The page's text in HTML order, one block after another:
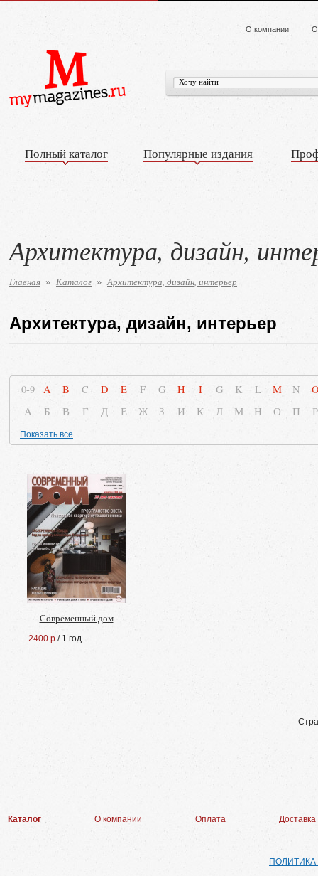
О компании
Полный каталог Популярные издания
Архитектура, дизайн,
Главная » Каталог » Архитектура, дизайн, интерьер
Архитектура, дизайн, интерьер
0-9 A B C D E F G H I G K L M N
А
Б В Г Д Е Ж З И К Л М Н О П Р
Показать все
Современный дом
2400 р / 1 год
Каталог О компании Оплата Доставка